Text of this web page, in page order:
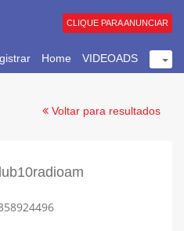
Home VIDEOADS
CLIQUE PARA ANUNCIAR
Voltar para resultados